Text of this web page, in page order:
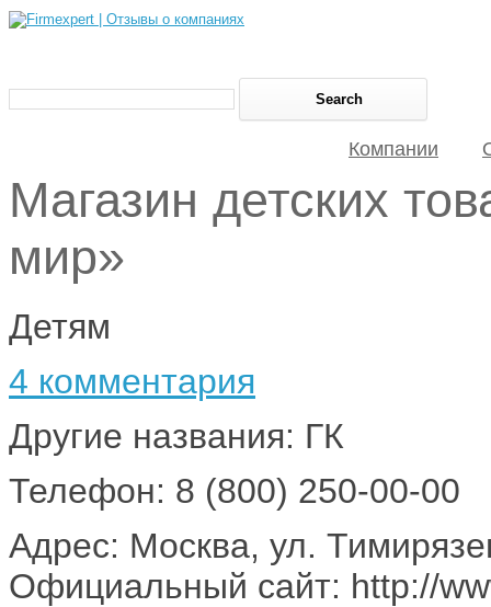
Компании
Магазин детских
мир»
Детям
4 комментария
Другие названия: ГК
Телефон: 8 (800) 250-00-00
Адрес: Москва, ул.
Официальный сайт: http://